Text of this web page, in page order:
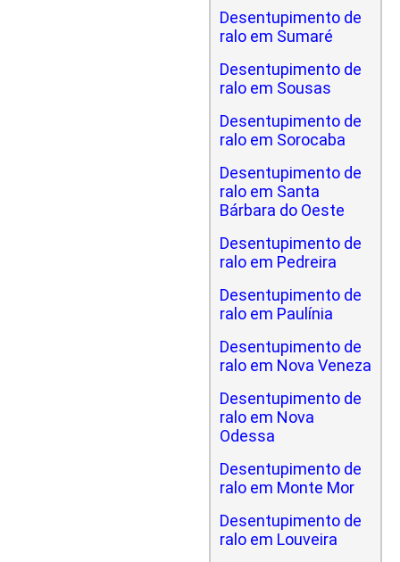
Desentupimento de
ralo em Sumaré
Desentupimento de
ralo em Sousas
Desentupimento de
ralo em Sorocaba
Desentupimento de
ralo em Santa
Bárbara do Oeste
Desentupimento de
ralo em Pedreira
Desentupimento de
ralo em Paulínia
Desentupimento de
ralo em Nova Veneza
Desentupimento de
ralo em Nova
Odessa
Desentupimento de
ralo em Monte Mor
Desentupimento de
ralo em Louveira